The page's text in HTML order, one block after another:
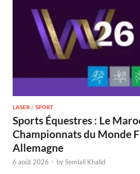
LASER / SPORT
Sports Équestres : Le
Championnats du Monde
Allemagne
6 août 2026 - bySemlali Khalid